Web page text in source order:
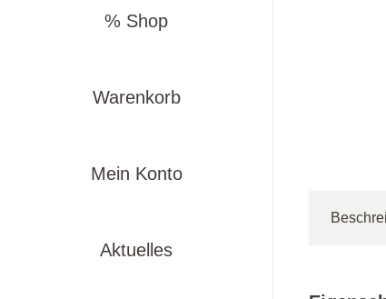
% Shop
Warenkorb
Mein Konto
Aktuelles